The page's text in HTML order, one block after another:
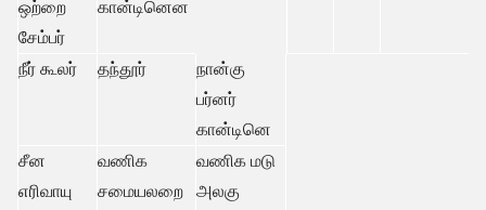
ஒற்றை
சேம்பர்
கான்டினென
நீர் கூலர் தந்தூர்
நான்கு
பர்னர்
கான்டினெ
சீன
எரிவாயு
வணிக
சமையலறை
வணிக மடு
அலகு